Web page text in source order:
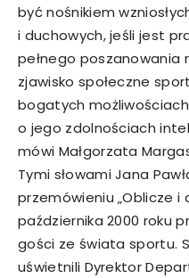
być nośnikiem
i duchowych, jeśli jest
pełnego poszanowania
zjawisko społeczne
bogatych
o jego zdolnościach
mówi Małgorzata
Tymi słowami Jana
przemówieniu „Oblicze i
października 2000 roku
gości ze świata sportu.
uświetnili Dyrektor